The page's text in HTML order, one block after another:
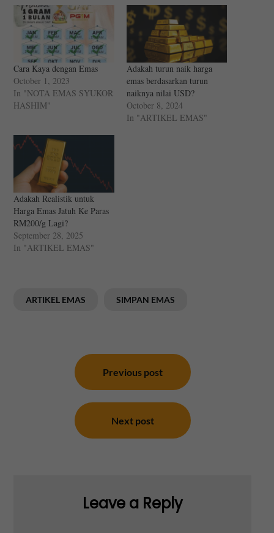
Cara Kaya dengan Emas
October 1, 2023
In "NOTA EMAS SYUKOR
HASHIM"
Adakah turun naik harga
emas berdasarkan turun
naiknya nilai USD?
October 8, 2024
In "ARTIKEL EMAS"
Adakah Realistik untuk
Harga Emas Jatuh Ke Paras
RM200/g Lagi?
September 28, 2025
In "ARTIKEL EMAS"
ARTIKEL EMAS SIMPAN EMAS
Previous post
Next post
Leave a Reply